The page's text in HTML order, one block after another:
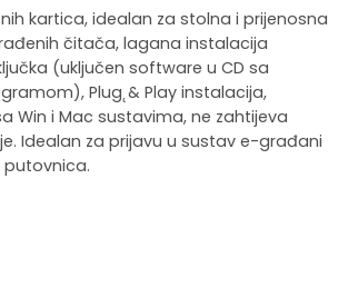
kartica, idealan za stolna i prijenosna
čitača, lagana instalacija
(uključen software u CD sa
Plug˛& Play instalacija,
Win i Mac sustavima, ne zahtijeva
Idealan za prijavu u sustav e-građani